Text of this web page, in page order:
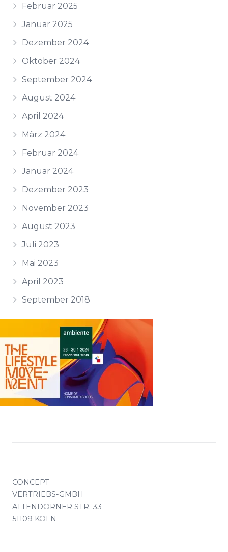
Februar 2025
Januar 2025
Dezember 2024
Oktober 2024
September 2024
August 2024
April 2024
März 2024
Februar 2024
Januar 2024
Dezember 2023
November 2023
August 2023
Juli 2023
Mai 2023
April 2023
September 2018
CONCEPT
VERTRIEBS-GMBH
ATTENDORNER STR. 33
51109 KÖLN